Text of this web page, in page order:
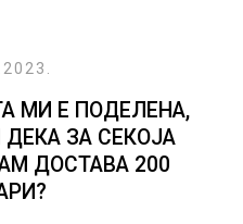
МИ Е ПОДЕЛЕНА,
ЗА СЕКОЈА
ДОСТАВА 200